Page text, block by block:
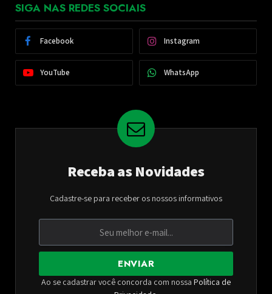
SIGA NAS REDES SOCIAIS
Facebook Instagram
YouTube WhatsApp
Receba as Novidades
Cadastre-se para receber os nossos informativos
ENVIAR
Ao se cadastrar você concorda com nossa Política de